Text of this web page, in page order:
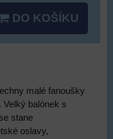
DO KOŠÍKU
malé fanoušky
Velký balónek s
stane
oslavy,